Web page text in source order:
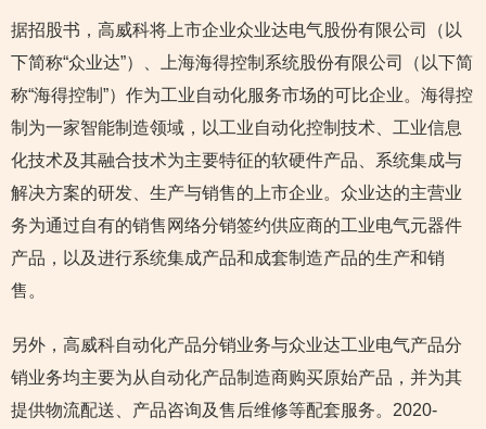
据招股书，高威科将上市企业众业达电气股份有限公司（以
下简称“众业达”）、上海海得控制系统股份有限公司（以下简
称“海得控制”）作为工业自动化服务市场的可比企业。海得控
制为一家智能制造领域，以工业自动化控制技术、工业信息
化技术及其融合技术为主要特征的软硬件产品、系统集成与
解决方案的研发、生产与销售的上市企业。众业达的主营业
务为通过自有的销售网络分销签约供应商的工业电气元器件
产品，以及进行系统集成产品和成套制造产品的生产和销
售。
另外，高威科自动化产品分销业务与众业达工业电气产品分
销业务均主要为从自动化产品制造商购买原始产品，并为其
提供物流配送、产品咨询及售后维修等配套服务。2020-